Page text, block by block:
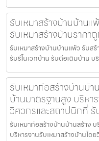
รับเหมาสร้างบ้านบ้าน
รับเหมาสร้างบ้านราคา
รับเหมาสร้างบ้านบ้านแพ้ว รับส
รับรีโนเวทบ้าน รับต่อเติมบ้าน
รับเหมาก่อสร้างบ้านบ้
บ้านมาตรฐานสูง บริหา
วิศวกรและสถาปนิกที่ รั
รับเหมาก่อสร้างบ้านบ้านสร้าง
บริหารงานรับเหมาสร้างบ้านโด